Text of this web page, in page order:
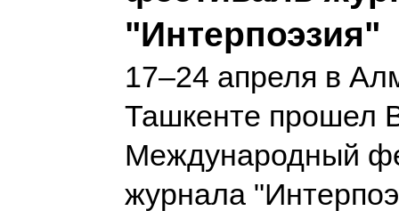
"Интерпоэзия"
17–24 апреля в
Ташкенте прошел
Международный
журнала